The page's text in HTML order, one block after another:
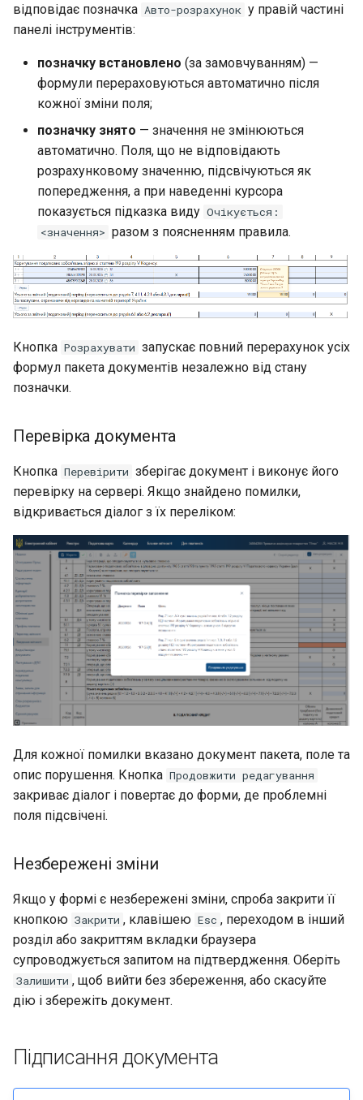
відповідає позначка Авто-розрахунок у правій частині
панелі інструментів:
позначку встановлено (за замовчуванням) —
формули перераховуються автоматично після
кожної зміни поля;
позначку знято — значення не змінюються
автоматично. Поля, що не відповідають
розрахунковому значенню, підсвічуються як
попередження, а при наведенні курсора
показується підказка виду Очікується:
<значення> разом з поясненням правила.
Кнопка Розрахувати запускає повний перерахунок усіх
формул пакета документів незалежно від стану
позначки.
Перевірка документа
Кнопка Перевірити зберігає документ і виконує його
перевірку на сервері. Якщо знайдено помилки,
відкривається діалог з їх переліком:
Для кожної помилки вказано документ пакета, поле та
опис порушення. Кнопка Продовжити редагування
закриває діалог і повертає до форми, де проблемні
поля підсвічені.
Незбережені зміни
Якщо у формі є незбережені зміни, спроба закрити її
кнопкою Закрити , клавішею Esc , переходом в інший
розділ або закриттям вкладки браузера
супроводжується запитом на підтвердження. Оберіть
Залишити , щоб вийти без збереження, або скасуйте
дію і збережіть документ.
Підписання документа